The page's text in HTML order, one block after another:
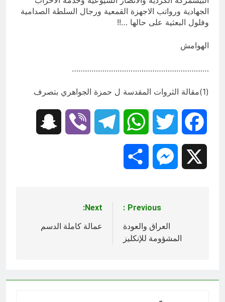
الجهادية ورواتب الاجهزة القمعية ورجال السلطة الصدامية
وفلول البعثية على حالها …!!
الهوامش
………………………………………………………
(1)مقالة الثروات المقدسة ل حمزة الجواهري بتصرف
Facebook
Twitter
WhatsApp
Telegram
Viber
Messenger
المقالات
Previous:
العراق والعودة
المشؤومة للإنكليز
Next:
عمالة كاملة الدسم